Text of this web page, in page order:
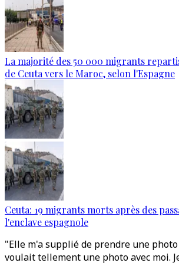
La majorité des 50 000 migrants
de Ceuta vers le Maroc, selon l'Espagne
Ceuta: 19 migrants morts après des
l'enclave espagnole
"Elle m'a supplié de prendre une photo
voulait tellement une photo avec moi.